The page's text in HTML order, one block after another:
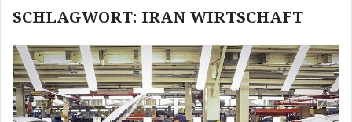
SCHLAGWORT: IRAN WIRTSCHAFT